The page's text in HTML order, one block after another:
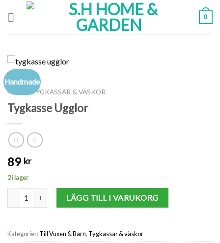
0
Handmade
HEM TYGKASSAR & VÄSKOR
Tygkasse Ugglor
89 kr
2 i lager
Tygkasse Ugglor mängdLÄGG TILL I VARUKORG
Kategorier:Till Vuxen & Barn, Tygkassar & väskor